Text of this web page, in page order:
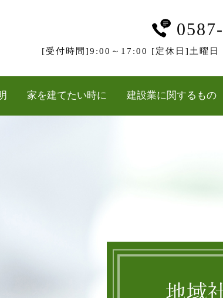
[受付時間]9:00～17:00 [定休日]土曜日
家を建てたい時に 建設業に関するもの